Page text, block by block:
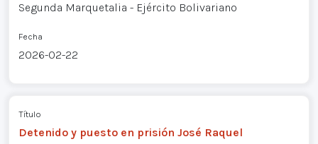
Segunda Marquetalia - Ejército Bolivariano
Fecha
2026-02-22
Título
Detenido y puesto en prisión José Raquel